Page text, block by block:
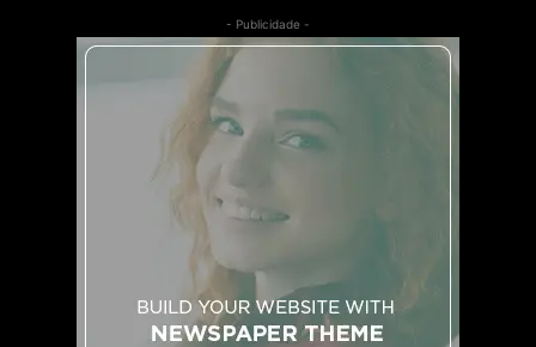
- Publicidade -